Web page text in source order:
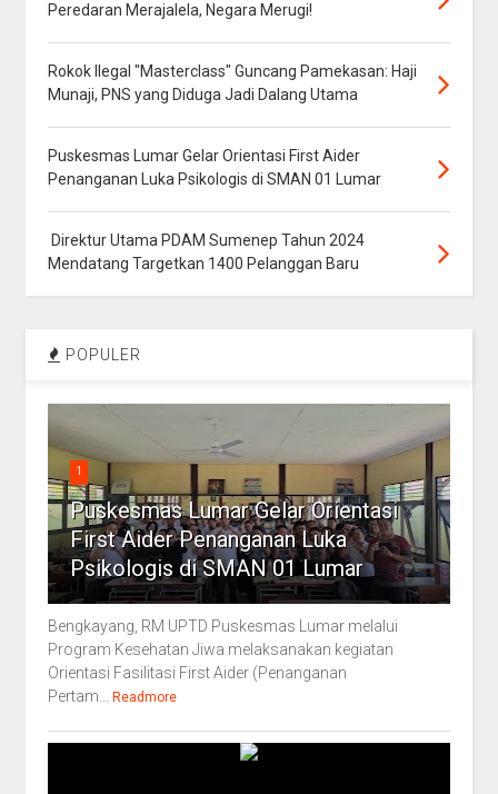
Peredaran Merajalela, Negara Merugi!
Rokok Ilegal "Masterclass" Guncang Pamekasan: Haji
Munaji, PNS yang Diduga Jadi Dalang Utama
Puskesmas Lumar Gelar Orientasi First Aider
Penanganan Luka Psikologis di SMAN 01 Lumar
Direktur Utama PDAM Sumenep Tahun 2024
Mendatang Targetkan 1400 Pelanggan Baru
POPULER
1
Puskesmas Lumar Gelar Orientasi
First Aider Penanganan Luka
Psikologis di SMAN 01 Lumar
Bengkayang, RM UPTD Puskesmas Lumar melalui
Program Kesehatan Jiwa melaksanakan kegiatan
Orientasi Fasilitasi First Aider (Penanganan
Pertam...
Readmore